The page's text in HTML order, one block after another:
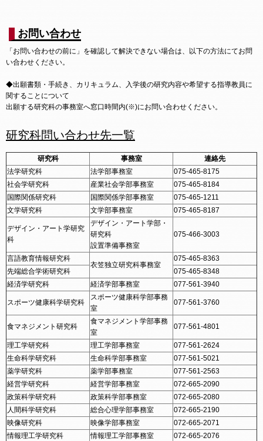
お問い合わせ
「お問い合わせの前に」を確認して解決できない場合は、以下の方法にてお問
い合わせください。
◆出願書類・手続き、カリキュラム、入学後の研究内容や希望する指導教員に
関することについて
出願する研究科の事務室へ窓口時間内(※)にお問い合わせください。
研究科問い合わせ先一覧
研究科 事務室
連絡先
法学研究科
法学部事務室
075-465-8175
社会学研究科
産業社会学部事務室
075-465-8184
国際関係研究科
国際関係学部事務室
075-465-1211
文学研究科
文学部事務室 075-465-8187
デザイン・アート学研究
科
デザイン・アート学部・
研究科
設置準備事務室
075-466-3003
言語教育情報研究科
衣笠独立研究科事務室
075-465-8363
先端総合学術研究科
075-465-8348
経済学研究科
経済学部事務室 077-561-3940
スポーツ健康科学研究科
スポーツ健康科学部事務
室
077-561-3760
食マネジメント研究科
食マネジメント学部事務
室
077-561-4801
理工学研究科 理工学部事務室
077-561-2624
生命科学研究科
生命科学部事務室
077-561-5021
薬学研究科
薬学部事務室
077-561-2563
経営学研究科
経営学部事務室
072-665-2090
政策科学研究科
政策科学部事務室
072-665-2080
人間科学研究科
総合心理学部事務室
072-665-2190
映像研究科
映像学部事務室
072-665-2071
情報理工学研究科
情報理工学部事務室
072-665-2076